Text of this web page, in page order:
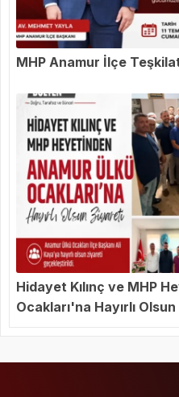
MHP Anamur İlçe
Hidayet Kılınç ve MHP
Ocakları'na Hayırlı